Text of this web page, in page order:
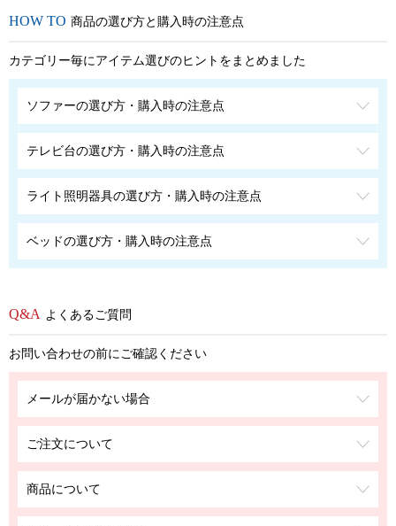
商品の選び方と購入時の注意点
カテゴリー毎にアイテム選びのヒントをまとめました
ソファーの選び方・購入時の注意点
テレビ台の選び方・購入時の注意点
ライト照明器具の選び方・購入時の注意点
ベッドの選び方・購入時の注意点
よくあるご質問
お問い合わせの前にご確認ください
メールが届かない場合
ご注文について
商品について